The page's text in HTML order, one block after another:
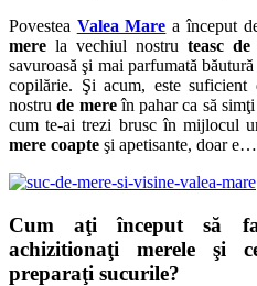
Povestea Valea Mare a început
mere la vechiul nostru teasc de
savuroasă şi mai parfumată
copilărie. Şi acum, este
nostrude mereîn pahar ca să
cum te-ai trezi brusc în mijlocul
mere coapte şi apetisante, doar
Cum aţi început să
achizitionaţi merele şi
preparaţi sucurile?